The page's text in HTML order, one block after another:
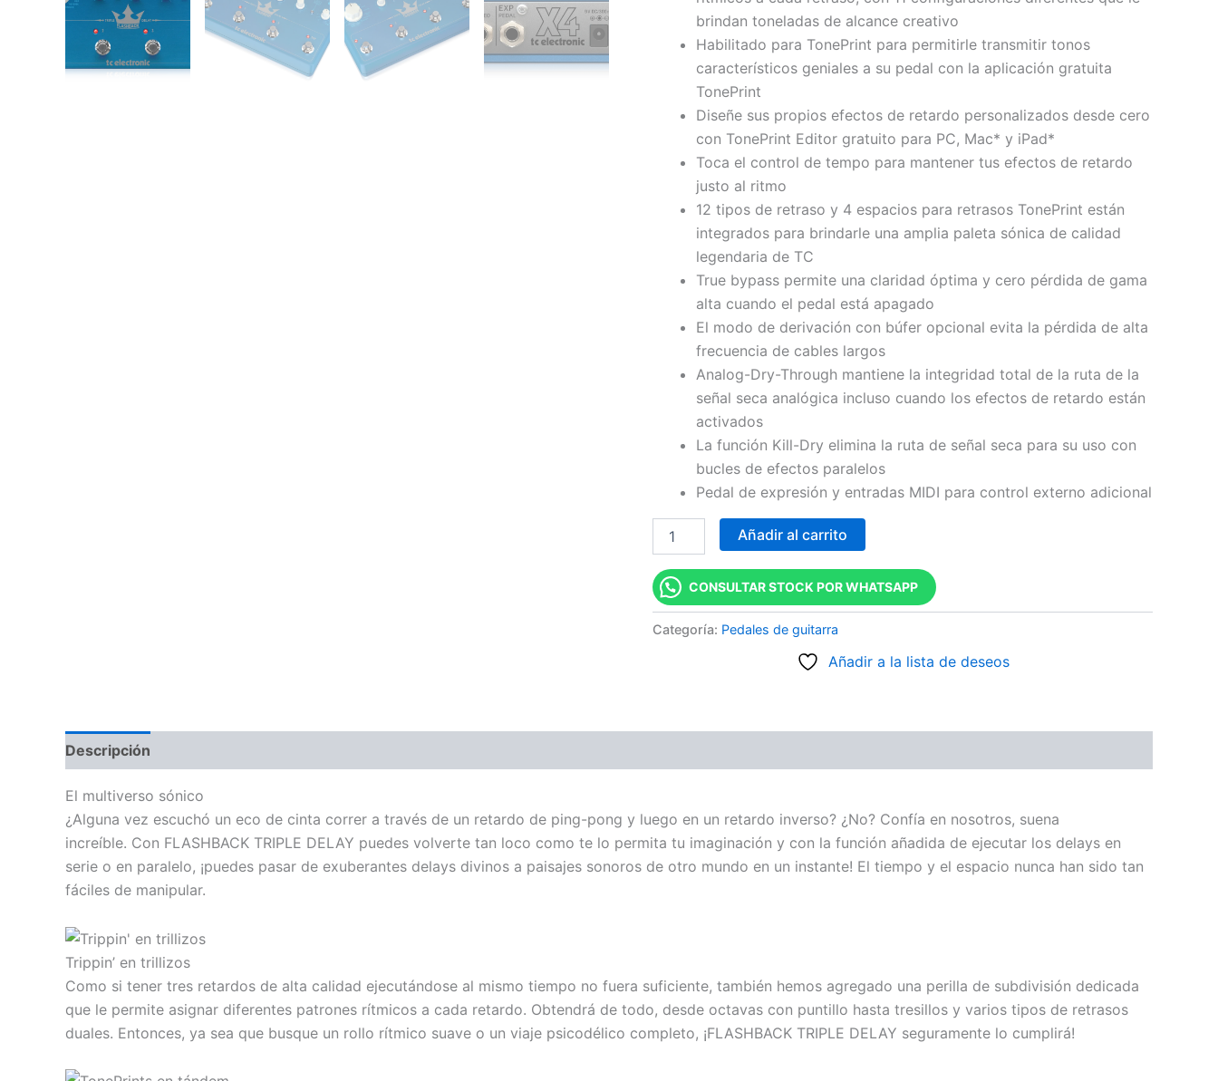
brindan toneladas de alcance creativo
Habilitado para TonePrint para permitirle transmitir tonos
característicos geniales a su pedal con la aplicación gratuita
TonePrint
Diseñe sus propios efectos de retardo personalizados desde cero
con TonePrint Editor gratuito para PC, Mac* y iPad*
Toca el control de tempo para mantener tus efectos de retardo
justo al ritmo
12 tipos de retraso y 4 espacios para retrasos TonePrint están
integrados para brindarle una amplia paleta sónica de calidad
legendaria de TC
True bypass permite una claridad óptima y cero pérdida de gama
alta cuando el pedal está apagado
El modo de derivación con búfer opcional evita la pérdida de alta
frecuencia de cables largos
Analog-Dry-Through mantiene la integridad total de la ruta de la
señal seca analógica incluso cuando los efectos de retardo están
activados
La función Kill-Dry elimina la ruta de señal seca para su uso con
bucles de efectos paralelos
Pedal de expresión y entradas MIDI para control externo adicional
Añadir al carrito
CONSULTAR STOCK POR WHATSAPP
Categoría: Pedales de guitarra
Añadir a la lista de deseos
Descripción
El multiverso sónico
¿Alguna vez escuchó un eco de cinta correr a través de un retardo de ping-pong y luego en un retardo inverso? ¿No? Confía en nosotros, suena
increíble. Con FLASHBACK TRIPLE DELAY puedes volverte tan loco como te lo permita tu imaginación y con la función añadida de ejecutar los delays en
serie o en paralelo, ¡puedes pasar de exuberantes delays divinos a paisajes sonoros de otro mundo en un instante! El tiempo y el espacio nunca han sido tan
fáciles de manipular.
Trippin’ en trillizos
Como si tener tres retardos de alta calidad ejecutándose al mismo tiempo no fuera suficiente, también hemos agregado una perilla de subdivisión dedicada
que le permite asignar diferentes patrones rítmicos a cada retardo. Obtendrá de todo, desde octavas con puntillo hasta tresillos y varios tipos de retrasos
duales. Entonces, ya sea que busque un rollo rítmico suave o un viaje psicodélico completo, ¡FLASHBACK TRIPLE DELAY seguramente lo cumplirá!